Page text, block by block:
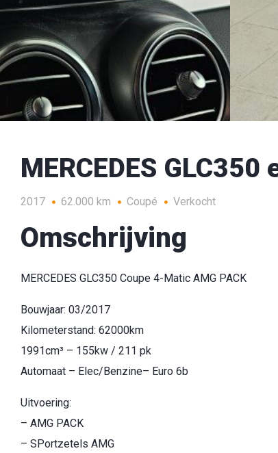
MERCEDES GLC350
2017 62.000 km Coupé Verkocht
Omschrijving
MERCEDES GLC350 Coupe 4-Matic AMG PACK
Bouwjaar: 03/2017
Kilometerstand: 62000km
1991cm³ – 155kw / 211 pk
Automaat – Elec/Benzine– Euro 6b
Uitvoering:
– AMG PACK
– SPortzetels AMG